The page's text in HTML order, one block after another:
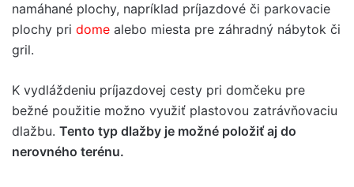
namáhané plochy, napríklad príjazdové či parkovacie
plochy pri dome alebo miesta pre záhradný nábytok či
gril.
K vydláždeniu príjazdovej cesty pri domčeku pre
bežné použitie možno využiť plastovou zatrávňovaciu
dlažbu. Tento typ dlažby je možné položiť aj do
nerovného terénu.